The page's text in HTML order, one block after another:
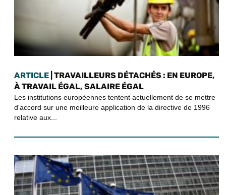
ARTICLE | TRAVAILLEURS DÉTACHÉS : EN EUROPE,
À TRAVAIL ÉGAL, SALAIRE ÉGAL
Les institutions européennes tentent actuellement de se mettre
d'accord sur une meilleure application de la directive de 1996
relative aux...